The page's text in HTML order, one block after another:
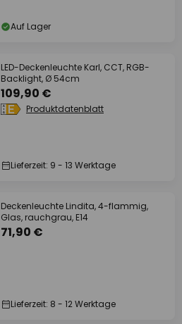
Auf Lager
LED-Deckenleuchte Karl, CCT, RGB-
Backlight, Ø 54cm
109,90 €
Produktdatenblatt
Lieferzeit: 9 - 13 Werktage
Deckenleuchte Lindita, 4-flammig,
Glas, rauchgrau, E14
71,90 €
Lieferzeit: 8 - 12 Werktage